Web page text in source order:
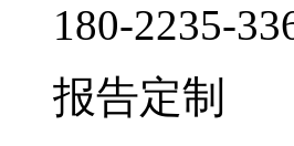
180-2235-
报告定制